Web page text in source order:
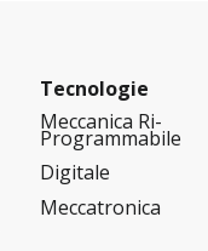
Tecnologie
Meccanica Ri-
Programmabile
Digitale
Meccatronica